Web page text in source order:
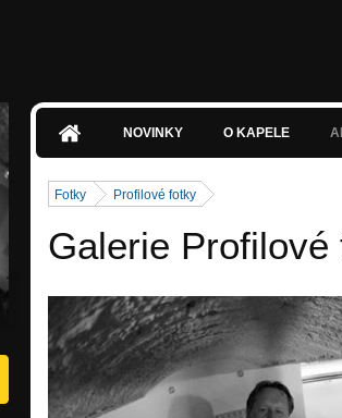
NOVINKY O KAPELE
Fotky Profilové fotky
Galerie